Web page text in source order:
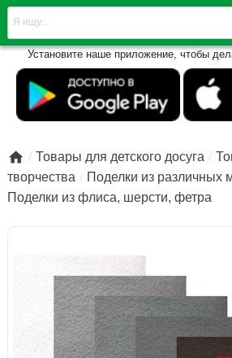
Установите наше приложение, чтобы
 Товары для детского досуга
творчества
Поделки из различных
Поделки из флиса, шерсти, фетра